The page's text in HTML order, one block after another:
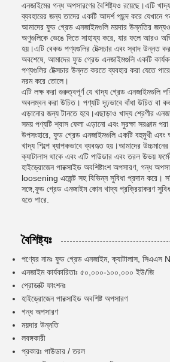
এনজাইমের গন্ধ অপসারণের বৈশিষ্ট্যও রয়েছে।এটি
ব্যবহারের জন্য তাদের একটি আদর্শ পছন্দ করে যেখানে
আমাদের ফুড গ্রেড এনজাইমগুলি ময়দার উন্নতির জন্যও
অণুগুলিকে ভেঙে দিতে সাহায্য করে, যার ফলে আরও
হয়।এটি বেকড পণ্যগুলির টেক্সচার এবং স্বাদ উন্নত
অবশেষে, আমাদের ফুড গ্রেড এনজাইমগুলি একটি
পণ্যগুলির টেক্সচার উন্নত করতে ব্যবহার করা যেতে
নরম করে তোলে।
এটি লক্ষ করা গুরুত্বপূর্ণ যে খাদ্য গ্রেড এনজাইমগুলি
অবলম্বন করা উচিত। পণ্যটি দৃঢ়ভাবে বাঁধা উচিত বা
এড়ানোর জন্য টানতে হবে।এছাড়াও খাদ্য শ্রেণীর
সময় পণ্যটি শ্বাস ফেলা এড়ানো এবং সুরক্ষা সরঞ্জাম
উপসংহারে, ফুড গ্রেড এনজাইমগুলি একটি বহুমুখী এবং
খাদ্য শিল্পে ব্যাপকভাবে ব্যবহৃত হয়।আমাদের
ক্যাটালাস থাকে এবং এটি পাউডার এবং তরল উভয়
হাইড্রোজেন পারক্সাইড অবশিষ্টাংশ অপসারণ, গন্ধ
loosening এজেন্ট সহ বিভিন্ন সুবিধা প্রদান করে।
সঙ্গে,ফুড গ্রেড এনজাইম কোন খাদ্য প্রক্রিয়াকরণ
হতে পারে.
বৈশিষ্ট্যঃ
পণ্যের নামঃ ফুড গ্রেড এনজাইম, ক্যাটালাস,
এনজাইম কার্যকারিতাঃ ৫০,০০০-১০০,০০০ ইউ/জি
প্রোডাক্ট ফাংশনঃ
হাইড্রোজেন পারক্সাইড অবশিষ্ট অপসারণ
গন্ধ অপসারণ
ময়দার উন্নতি
লবঙ্গকারী
প্রকারঃ পাউডার / তরল